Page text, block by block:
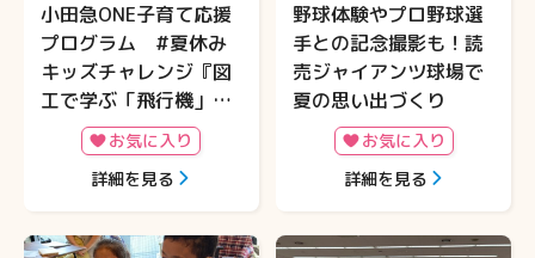
小田急ONE子育て応援
プログラム #夏休み
キッズチャレンジ『図
工で学ぶ「飛行機」
と、唐揚げ油から作
る！？「未来の燃料
【SAF】」』開催
お気に入り
詳細を見る
野球体験やプロ野球選
手との記念撮影も！読
売ジャイアンツ球場で
夏の思い出づくり
お気に入り
詳細を見る